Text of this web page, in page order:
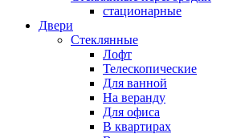
стационарные
Двери
Стеклянные
Лофт
Телескопические
Для ванной
На веранду
Для офиса
В квартирах